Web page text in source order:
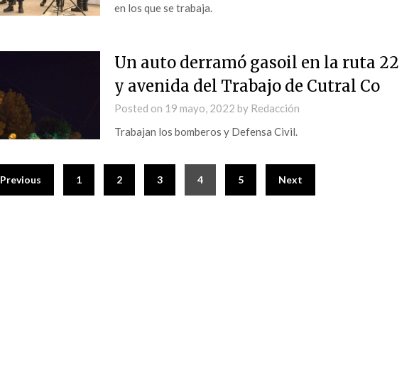
en los que se trabaja.
Un auto derramó gasoil en la ruta 22
y avenida del Trabajo de Cutral Co
Posted on 19 mayo, 2022 by Redacción
Trabajan los bomberos y Defensa Civil.
Previous 1 2 3 4 5 Next